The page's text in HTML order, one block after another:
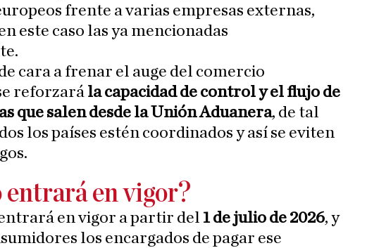
frente a varias empresas externas,
este caso las ya mencionadas
cara a frenar el auge del comercio
reforzará la capacidad de control y el flujo de
que salen desde la Unión Aduanera, de tal
los países estén coordinados y así se eviten
entrará en vigor?
en vigor a partir del 1 de julio de 2026, y
los encargados de pagar ese